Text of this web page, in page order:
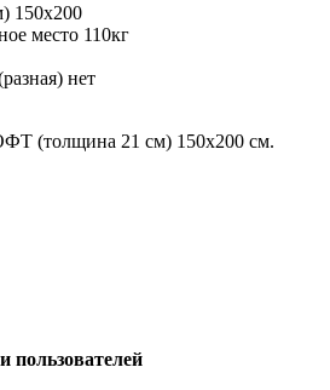
150х200
место 110кг
нет
(толщина 21 см) 150х200 см.